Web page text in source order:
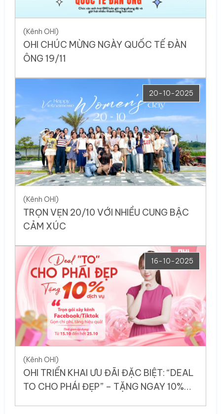
(Kênh OHI)
OHI CHÚC MỪNG NGÀY QUỐC TẾ ĐÀN
ÔNG 19/11
20-10-2025
(Kênh OHI)
TRỌN VẸN 20/10 VỚI NHIỀU CUNG BẬC
CẢM XÚC
16-10-2025
(Kênh OHI)
OHI TRIỂN KHAI ƯU ĐÃI ĐẶC BIỆT: “DEAL
TO CHO PHÁI ĐẸP” – TẶNG NGAY 10%